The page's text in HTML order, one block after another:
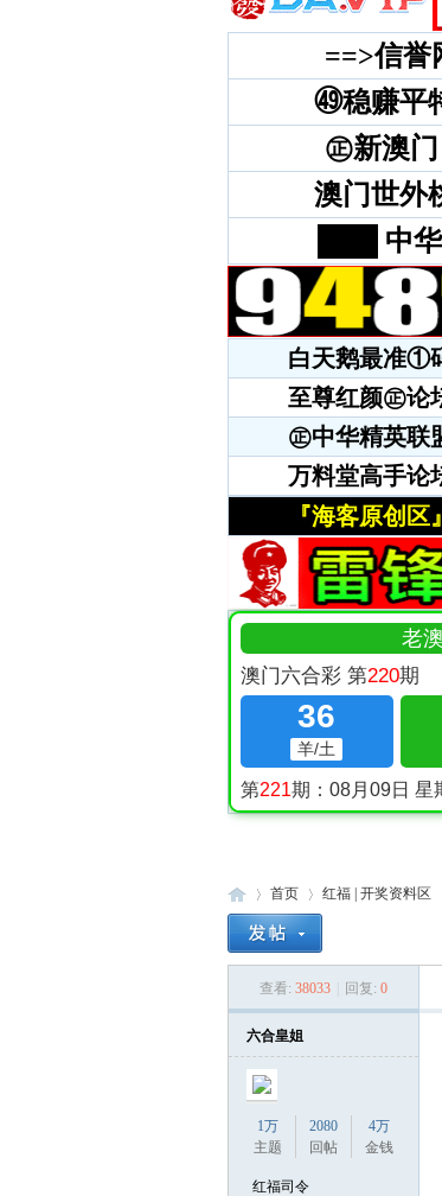
首页
›
红福 | 开奖资料区
查看: 38033 回复: 0
六合皇姐
1万
主题
2080
回帖
4万
金钱
红福司令